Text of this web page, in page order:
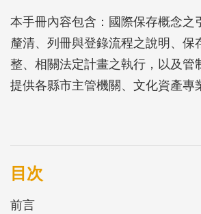
本手冊內容包含：國際保存概念之
釐清、列冊與登錄流程之說明、保
整、相關法定計畫之執行，以及管
提供各縣市主管機關、文化資產專
權人、使用人與管理人等，作為認
目次
前言